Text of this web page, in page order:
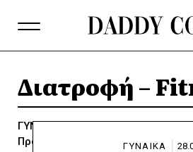
Διατροφή –
ΓΥΝΑΙΚΑΔίαιταΜακιγιάζΜαλλιά
Πρόσωπο - Σώμα
ΓΥΝΑΙΚΑ